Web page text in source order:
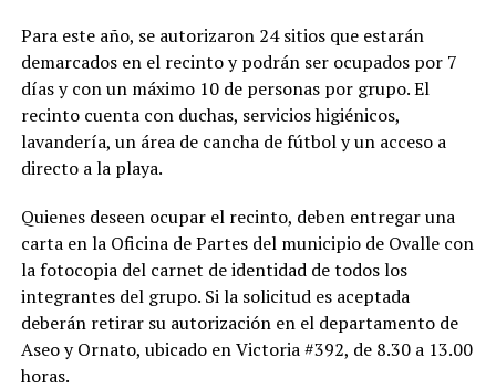
Para este año, se autorizaron 24 sitios que estarán
demarcados en el recinto y podrán ser ocupados por 7
días y con un máximo 10 de personas por grupo. El
recinto cuenta con duchas, servicios higiénicos,
lavandería, un área de cancha de fútbol y un acceso a
directo a la playa.
Quienes deseen ocupar el recinto, deben entregar una
carta en la Oficina de Partes del municipio de Ovalle con
la fotocopia del carnet de identidad de todos los
integrantes del grupo. Si la solicitud es aceptada
deberán retirar su autorización en el departamento de
Aseo y Ornato, ubicado en Victoria #392, de 8.30 a 13.00
horas.